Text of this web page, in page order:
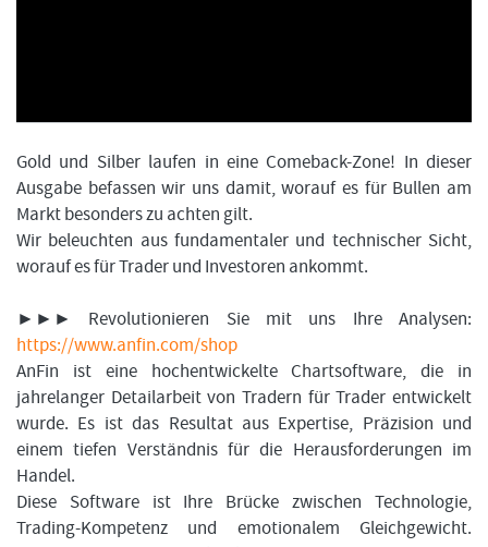
Gold und Silber laufen in eine Comeback-Zone! In dieser
Ausgabe befassen wir uns damit, worauf es für Bullen am
Markt besonders zu achten gilt.
Wir beleuchten aus fundamentaler und technischer Sicht,
worauf es für Trader und Investoren ankommt.
►►► Revolutionieren Sie mit uns Ihre Analysen:
https://www.anfin.com/shop
AnFin ist eine hochentwickelte Chartsoftware, die in
jahrelanger Detailarbeit von Tradern für Trader entwickelt
wurde. Es ist das Resultat aus Expertise, Präzision und
einem tiefen Verständnis für die Herausforderungen im
Handel.
Diese Software ist Ihre Brücke zwischen Technologie,
Trading-Kompetenz und emotionalem Gleichgewicht.